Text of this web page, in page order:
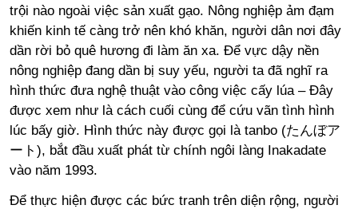
trội nào ngoài việc sản xuất gạo. Nông nghiệp ảm đạm
khiến kinh tế càng trở nên khó khăn, người dân nơi đây
dần rời bỏ quê hương đi làm ăn xa. Để vực dậy nền
nông nghiệp đang dần bị suy yếu, người ta đã nghĩ ra
hình thức đưa nghệ thuật vào công việc cấy lúa – Đây
được xem như là cách cuối cùng để cứu vãn tình hình
lúc bấy giờ. Hình thức này được gọi là tanbo (たんぼア
ート), bắt đầu xuất phát từ chính ngôi làng Inakadate
vào năm 1993.
Để thực hiện được các bức tranh trên diện rộng, người